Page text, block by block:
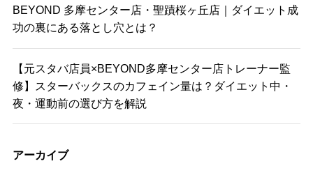
BEYOND 多摩センター店・聖蹟桜ヶ丘店｜ダイエット成
功の裏にある落とし穴とは？
【元スタバ店員×BEYOND多摩センター店トレーナー監
修】スターバックスのカフェイン量は？ダイエット中・
夜・運動前の選び方を解説
アーカイブ